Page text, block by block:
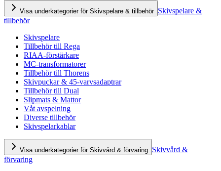
Visa underkategorier för Skivspelare & tillbehör Skivspelare &
tillbehör
Skivspelare
Tillbehör till Rega
RIAA-förstärkare
MC-transformatorer
Tillbehör till Thorens
Skivpuckar & 45-varvsadaptrar
Tillbehör till Dual
Slipmats & Mattor
Våt avspelning
Diverse tillbehör
Skivspelarkablar
Visa underkategorier för Skivvård & förvaring Skivvård &
förvaring